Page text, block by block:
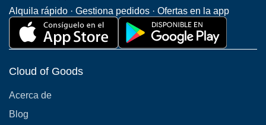
Alquila rápido · Gestiona pedidos · Ofertas en la app
Cloud of Goods
Acerca de
Blog